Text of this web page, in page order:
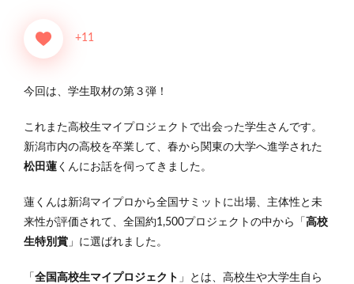
+11
今回は、学生取材の第３弾！
これまた高校生マイプロジェクトで出会った学生さんです。
新潟市内の高校を卒業して、春から関東の大学へ進学された
松田蓮 くんにお話を伺ってきました。
蓮くんは新潟マイプロから全国サミットに出場、主体性と未
来性が評価されて、全国約1,500プロジェクトの中から「 高校
生特別賞 」に選ばれました。
「 全国高校生マイプロジェクト 」とは、高校生や大学生自ら